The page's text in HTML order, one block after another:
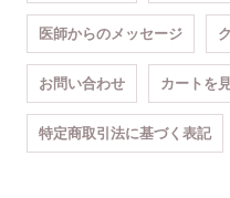
医師からのメッセージ
お問い合わせ カートを
特定商取引法に基づく表記